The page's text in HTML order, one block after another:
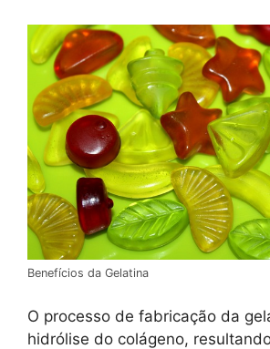
Benefícios da Gelatina
O processo de fabricação da
hidrólise do colágeno,